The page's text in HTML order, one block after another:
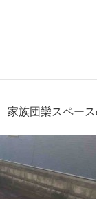
家族団欒スペー